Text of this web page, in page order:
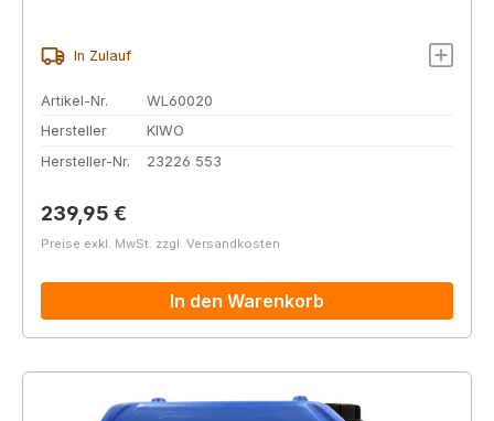
In Zulauf
Artikel-Nr.
WL60020
Hersteller
KIWO
Hersteller-Nr.
23226 553
Regulärer Preis:
239,95 €
Preise exkl. MwSt. zzgl. Versandkosten
In den Warenkorb